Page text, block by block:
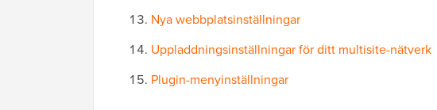
Nya webbplatsinställningar
Uppladdningsinställningar för ditt multisite-nätverk
Plugin-menyinställningar